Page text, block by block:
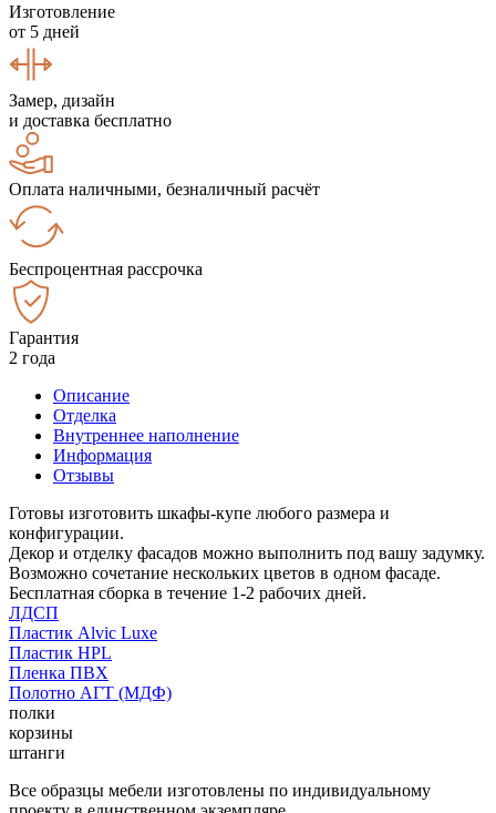
Изготовление
от 5 дней
Замер, дизайн
и доставка бесплатно
Оплата наличными, безналичный расчёт
Беспроцентная рассрочка
Гарантия
2 года
Описание
Отделка
Внутреннее наполнение
Информация
Отзывы
Готовы изготовить шкафы-купе любого размера и
конфигурации.
Декор и отделку фасадов можно выполнить под вашу задумку.
Возможно сочетание нескольких цветов в одном фасаде.
Бесплатная сборка в течение 1-2 рабочих дней.
ЛДСП
Пластик Alvic Luxe
Пластик HPL
Пленка ПВХ
Полотно АГТ (МДФ)
полки
корзины
штанги
Все образцы мебели изготовлены по индивидуальному